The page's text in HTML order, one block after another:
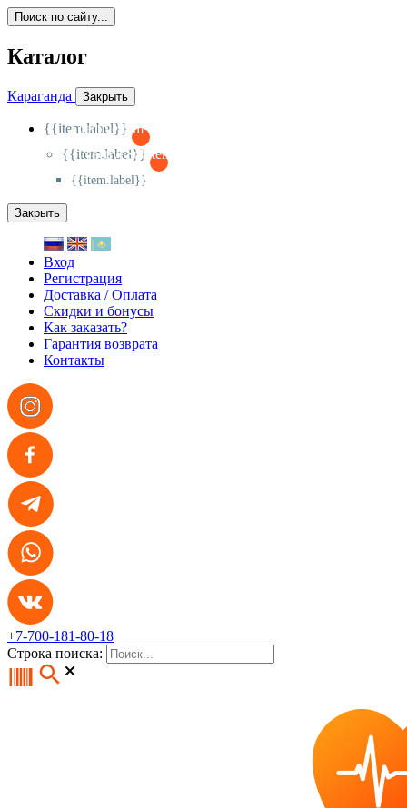
Поиск по сайту...
Каталог
Караганда Закрыть
{{item.label}}
{{activeItem==item.id?'-
{{item.label}}
{{activeSubitem==item.id?'-
{{item.label}}
Закрыть
Вход
Регистрация
Доставка / Оплата
Скидки и бонусы
Как заказать?
Гарантия возврата
Контакты
+7-700-181-80-18
Строка поиска: